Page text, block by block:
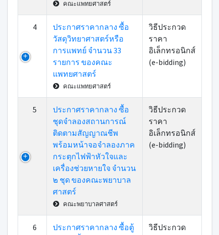
คณะแพทยศาสตร์
4
ประกาศราคากลาง ซื้อ
วัสดุวิทยาศาสตร์หรือ
การแพทย์ จำนวน 33
รายการ ของคณะ
แพทยศาสตร์
คณะแพทยศาสตร์
วิธีประกวด
ราคา
อิเล็กทรอนิกส์
(e-bidding)
5
ประกาศราคากลาง ซื้อ
ชุดจำลองสถานการณ์
ติดตามสัญญาณชีพ
พร้อมหน้าจอจำลองภาค
กระตุกไฟฟ้าหัวใจและ
เครื่องช่วยหายใจ จำนวน
๒ ชุด ของคณะพยาบาล
ศาสตร์
คณะพยาบาลศาสตร์
วิธีประกวด
ราคา
อิเล็กทรอนิกส์
(e-bidding)
6
ประกาศราคากลาง ซื้อตู้
วิธีประกวด